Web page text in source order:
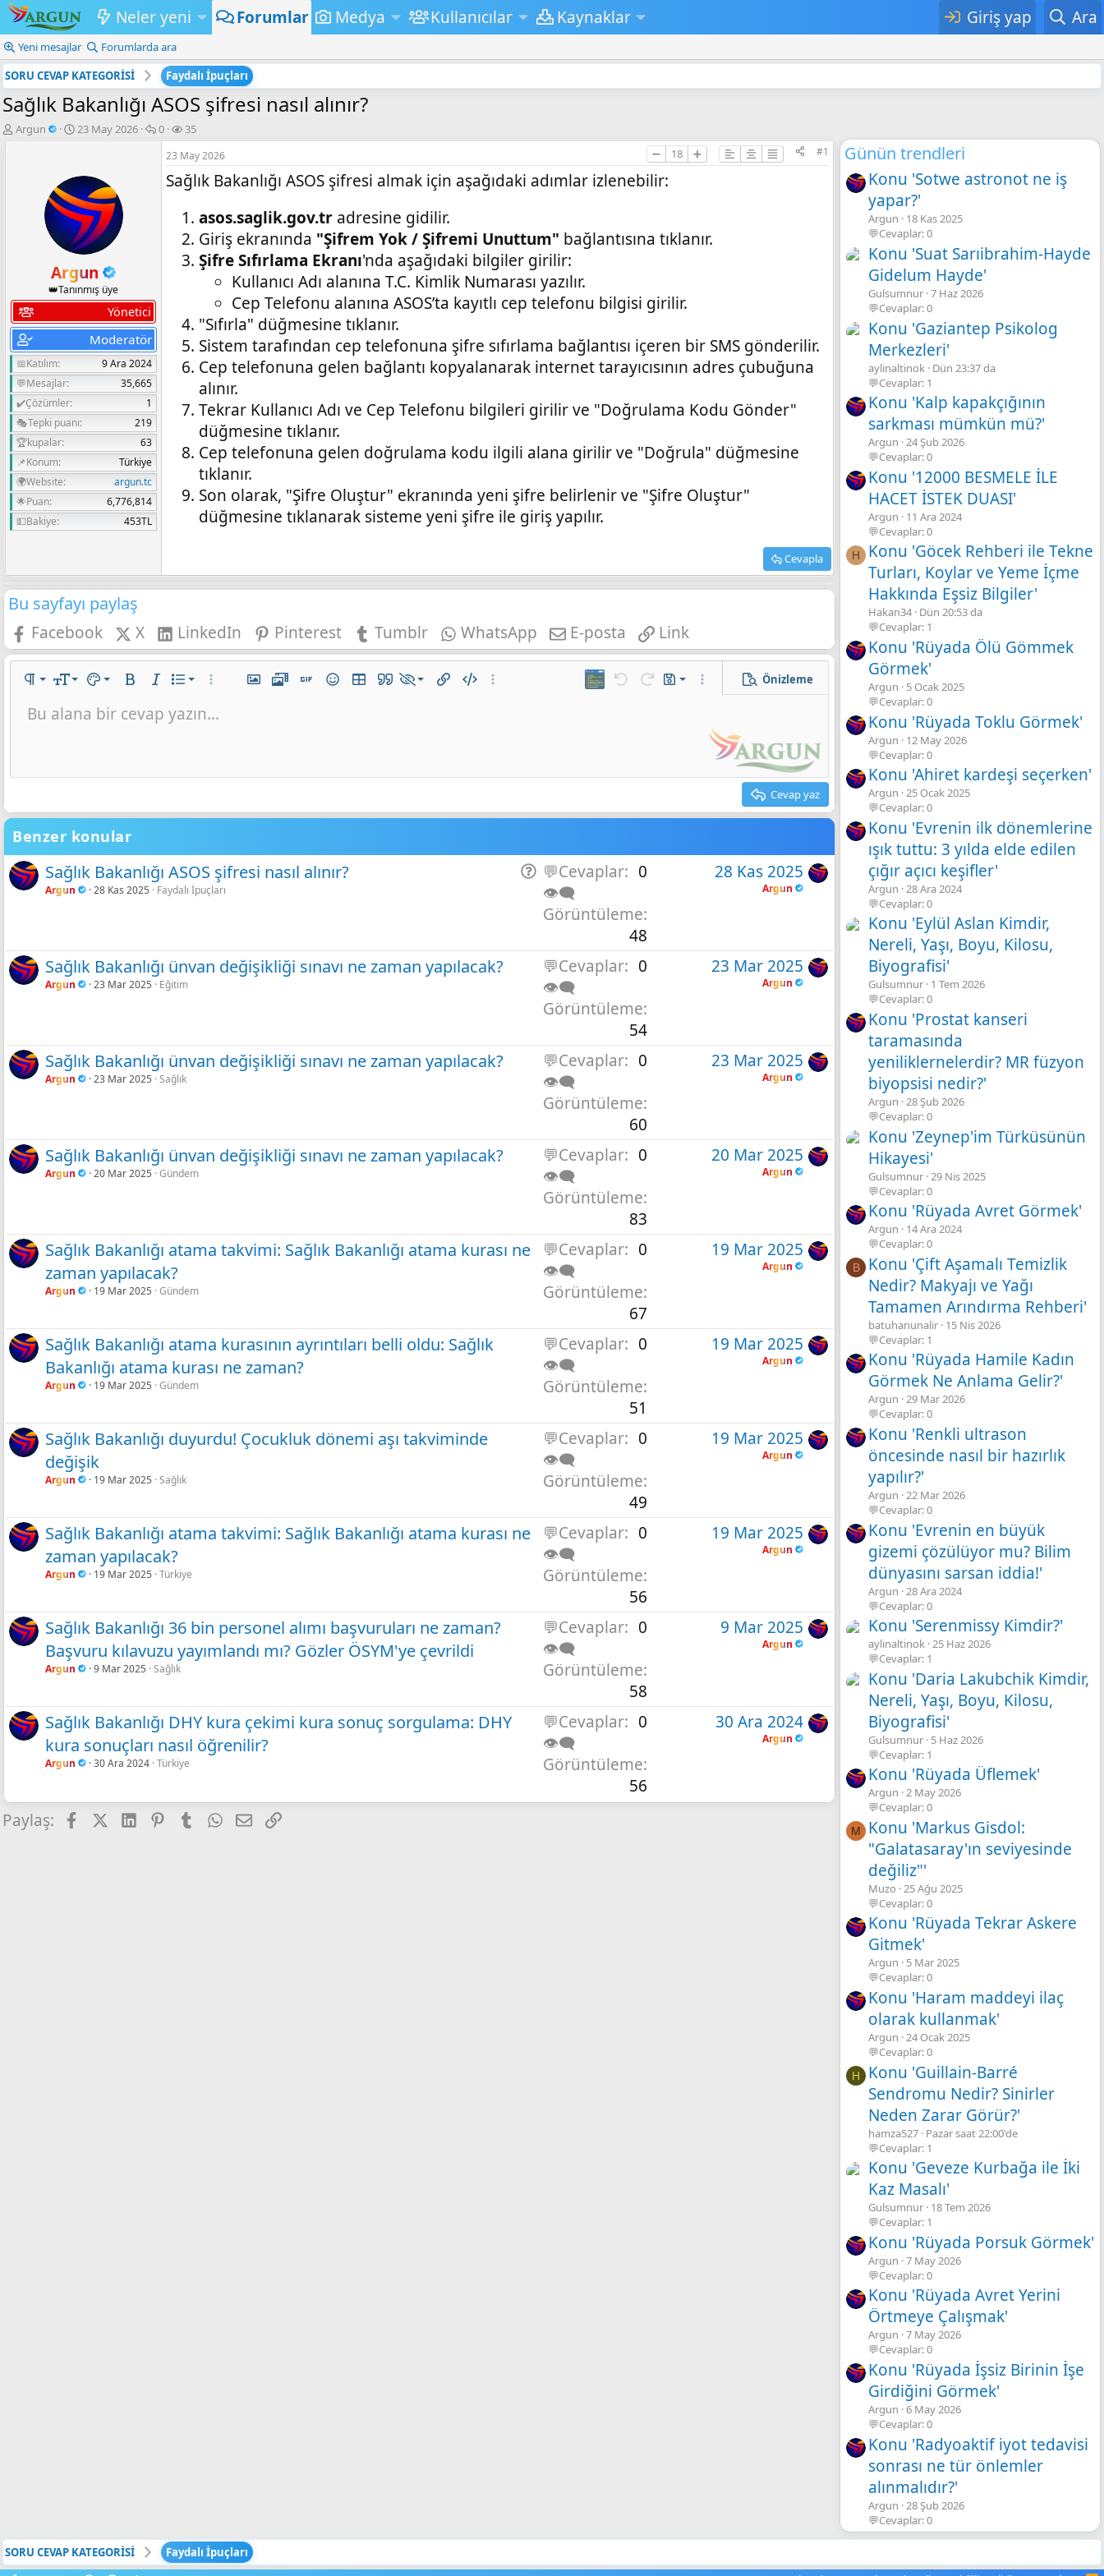
Neler yeni Forumlar Medya Kullanıcılar Kaynaklar Giriş yap Ara
Yeni mesajlar
Forumlarda ara
SORU CEVAP KATEGORİSİ
Faydalı İpuçları
Sağlık Bakanlığı ASOS şifresi nasıl alınır?
K
t
a
n
Argun
B
l
a
n
g
ı
ç
a
r
i
h
23 May 2026
💬
C
a
0
👁️‍🗨️
G
ö
r
ü
t
ü
l
e
35
Argun
👑Tanınmış üye
Yönetici
Moderatör
📅Katılım
9 Ara 2024
💬Mesajlar
35,665
✔️Çözümler
1
🎭Tepki puanı
219
🏆kupalar
63
📌Konum
Türkiye
🌍Website
argun.tc
🌟Puan
6,776,814
💵Bakiye
453TL
23 May 2026 ➖ 18 ➕ #1
Sağlık Bakanlığı ASOS şifresi almak için aşağıdaki adımlar izlenebilir:
asos.saglik.gov.tr adresine gidilir.
Giriş ekranında "Şifrem Yok / Şifremi Unuttum" bağlantısına tıklanır.
Şifre Sıfırlama Ekranı'nda aşağıdaki bilgiler girilir:
Kullanıcı Adı alanına T.C. Kimlik Numarası yazılır.
Cep Telefonu alanına ASOS’ta kayıtlı cep telefonu bilgisi girilir.
"Sıfırla" düğmesine tıklanır.
Sistem tarafından cep telefonuna şifre sıfırlama bağlantısı içeren bir SMS gönderilir.
Cep telefonuna gelen bağlantı kopyalanarak internet tarayıcısının adres çubuğuna
alınır.
Tekrar Kullanıcı Adı ve Cep Telefonu bilgileri girilir ve "Doğrulama Kodu Gönder"
düğmesine tıklanır.
Cep telefonuna gelen doğrulama kodu ilgili alana girilir ve "Doğrula" düğmesine
tıklanır.
Son olarak, "Şifre Oluştur" ekranında yeni şifre belirlenir ve "Şifre Oluştur"
düğmesine tıklanarak sisteme yeni şifre ile giriş yapılır.
Cevapla
Bu sayfayı paylaş
Facebook X LinkedIn Pinterest Tumblr WhatsApp E-posta Link
Paragraf biçimi
Normal
Başlık 1
Başlık 3
Yazı boyutu
9
10
18
26
Metin Rengi
Metin rengi
Gölgeli Turuncu
Gölgeli Mavi
Gölgeli Mor
Gölgeli Gül Rengi
Gölgeli Siyah
Shadow neon
Kalın YatıkListe
Sıralı liste
Sırasız liste
Daha fazla seçenek…
Resim ekle
📸MedyaGIF ekleİfadelerTablo ekle
AlıntıHide x
Spoyler
Bağlantı ekle
Kod Daha fazla seçenek…iframeGeri alileri alTaslaklar
Taslağı kaydet
Daha fazla seçenek…
Önizleme
Hizalama yötemleri
Sola hizala
Yazı tipi Arial
Tahoma
Times New Roman
Verdana
Altını çizÜzeri çizik
Satır içi kod
Yatay çizgi ekle
Biçimlendirmeyi kaldır
Bu alana bir cevap yazın...
Cevap yaz
Benzer konular
S
o
Sağlık Bakanlığı ASOS şifresi nasıl alınır?
Argun 28 Kas 2025 Faydalı İpuçları
💬Cevaplar
0
👁️‍🗨️
Görüntüleme
48
28 Kas 2025
Argun
Sağlık Bakanlığı ünvan değişikliği sınavı ne zaman yapılacak?
Argun 23 Mar 2025 Eğitim
💬Cevaplar
0
👁️‍🗨️
Görüntüleme
54
23 Mar 2025
Argun
Sağlık Bakanlığı ünvan değişikliği sınavı ne zaman yapılacak?
Argun 23 Mar 2025 Sağlık
💬Cevaplar
0
👁️‍🗨️
Görüntüleme
60
23 Mar 2025
Argun
Sağlık Bakanlığı ünvan değişikliği sınavı ne zaman yapılacak?
Argun 20 Mar 2025 Gündem
💬Cevaplar
0
👁️‍🗨️
Görüntüleme
83
20 Mar 2025
Argun
Sağlık Bakanlığı atama takvimi: Sağlık Bakanlığı atama kurası ne
zaman yapılacak?
Argun 19 Mar 2025 Gündem
💬Cevaplar
0
👁️‍🗨️
Görüntüleme
67
19 Mar 2025
Argun
Sağlık Bakanlığı atama kurasının ayrıntıları belli oldu: Sağlık
Bakanlığı atama kurası ne zaman?
Argun 19 Mar 2025 Gündem
💬Cevaplar
0
👁️‍🗨️
Görüntüleme
51
19 Mar 2025
Argun
Sağlık Bakanlığı duyurdu! Çocukluk dönemi aşı takviminde
değişik
Argun 19 Mar 2025 Sağlık
💬Cevaplar
0
👁️‍🗨️
Görüntüleme
49
19 Mar 2025
Argun
Sağlık Bakanlığı atama takvimi: Sağlık Bakanlığı atama kurası ne
zaman yapılacak?
Argun 19 Mar 2025 Türkiye
💬Cevaplar
0
👁️‍🗨️
Görüntüleme
56
19 Mar 2025
Argun
Sağlık Bakanlığı 36 bin personel alımı başvuruları ne zaman?
Başvuru kılavuzu yayımlandı mı? Gözler ÖSYM'ye çevrildi
Argun 9 Mar 2025 Sağlık
💬Cevaplar
0
👁️‍🗨️
Görüntüleme
58
9 Mar 2025
Argun
Sağlık Bakanlığı DHY kura çekimi kura sonuç sorgulama: DHY
kura sonuçları nasıl öğrenilir?
Argun 30 Ara 2024 Türkiye
💬Cevaplar
0
👁️‍🗨️
Görüntüleme
56
30 Ara 2024
Argun
Paylaş: FacebookLinkedInPinterestTumblrWhatsApp
E-posta
Link
Günün trendleri
Konu 'Sotwe astronot ne iş
yapar?'
Argun
18 Kas 2025
💬Cevaplar: 0
Konu 'Suat Sarıibrahim-Hayde
Gidelum Hayde'
Gulsumnur 7 Haz 2026
💬Cevaplar: 0
Konu 'Gaziantep Psikolog
Merkezleri'
aylinaltinok Dün 23:37 da
💬Cevaplar: 1
Konu 'Kalp kapakçığının
sarkması mümkün mü?'
Argun 24 Şub 2026
💬Cevaplar: 0
Konu '12000 BESMELE İLE
HACET İSTEK DUASI'
Argun
11 Ara 2024
💬Cevaplar: 0
H
Konu 'Göcek Rehberi ile Tekne
Turları, Koylar ve Yeme İçme
Hakkında Eşsiz Bilgiler'
Hakan34 Dün 20:53 da
💬Cevaplar: 1
Konu 'Rüyada Ölü Gömmek
Görmek'
Argun
5 Ocak 2025
💬Cevaplar: 0
Konu 'Rüyada Toklu Görmek'
Argun
12 May 2026
💬Cevaplar: 0
Konu 'Ahiret kardeşi seçerken'
Argun 25 Ocak 2025
💬Cevaplar: 0
Konu 'Evrenin ilk dönemlerine
ışık tuttu: 3 yılda elde edilen
çığır açıcı keşifler'
Argun 28 Ara 2024
💬Cevaplar: 0
Konu 'Eylül Aslan Kimdir,
Nereli, Yaşı, Boyu, Kilosu,
Biyografisi'
Gulsumnur 1 Tem 2026
💬Cevaplar: 0
Konu 'Prostat kanseri
taramasında
yeniliklernelerdir? MR füzyon
biyopsisi nedir?'
Argun 28 Şub 2026
💬Cevaplar: 0
Konu 'Zeynep'im Türküsünün
Hikayesi'
Gulsumnur 29 Nis 2025
💬Cevaplar: 0
Konu 'Rüyada Avret Görmek'
Argun
14 Ara 2024
💬Cevaplar: 0
B
Konu 'Çift Aşamalı Temizlik
Nedir? Makyajı ve Yağı
Tamamen Arındırma Rehberi'
batuhanunalir 15 Nis 2026
💬Cevaplar: 1
Konu 'Rüyada Hamile Kadın
Görmek Ne Anlama Gelir?'
Argun 29 Mar 2026
💬Cevaplar: 0
Konu 'Renkli ultrason
öncesinde nasıl bir hazırlık
yapılır?'
Argun 22 Mar 2026
💬Cevaplar: 0
Konu 'Evrenin en büyük
gizemi çözülüyor mu? Bilim
dünyasını sarsan iddia!'
Argun
28 Ara 2024
💬Cevaplar: 0
Konu 'Serenmissy Kimdir?'
aylinaltinok 25 Haz 2026
💬Cevaplar: 1
Konu 'Daria Lakubchik Kimdir,
Nereli, Yaşı, Boyu, Kilosu,
Biyografisi'
Gulsumnur 5 Haz 2026
💬Cevaplar: 1
Konu 'Rüyada Üflemek'
Argun 2 May 2026
💬Cevaplar: 0
M
Konu 'Markus Gisdol:
"Galatasaray'ın seviyesinde
değiliz"'
Muzo 25 Ağu 2025
💬Cevaplar: 0
Konu 'Rüyada Tekrar Askere
Gitmek'
Argun
5 Mar 2025
💬Cevaplar: 0
Konu 'Haram maddeyi ilaç
olarak kullanmak'
Argun 24 Ocak 2025
💬Cevaplar: 0
H
Konu 'Guillain-Barré
Sendromu Nedir? Sinirler
Neden Zarar Görür?'
hamza527 Pazar saat 22:00'de
💬Cevaplar: 1
Konu 'Geveze Kurbağa ile İki
Kaz Masalı'
Gulsumnur 18 Tem 2026
💬Cevaplar: 1
Konu 'Rüyada Porsuk Görmek'
Argun 7 May 2026
💬Cevaplar: 0
Konu 'Rüyada Avret Yerini
Örtmeye Çalışmak'
Argun 7 May 2026
💬Cevaplar: 0
Konu 'Rüyada İşsiz Birinin İşe
Girdiğini Görmek'
Argun 6 May 2026
💬Cevaplar: 0
Konu 'Radyoaktif iyot tedavisi
sonrası ne tür önlemler
alınmalıdır?'
Argun 28 Şub 2026
💬Cevaplar: 0
SORU CEVAP KATEGORİSİ
Faydalı İpuçları